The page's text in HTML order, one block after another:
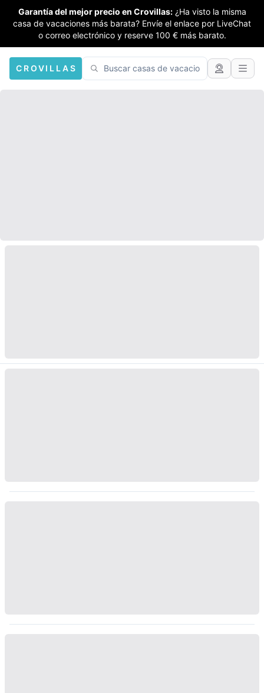
Garantía del mejor precio en Crovillas: ¿Ha visto la misma
casa de vacaciones más barata? Envíe el enlace por LiveChat
o correo electrónico y reserve 100 € más barato.
CROVILLAS